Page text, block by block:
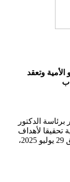
وتعقد
الدكتور
تحقيقا لأهداف
التنمية المستدامة، انطلقت اليوم الثلاثاء الموافق 29 يوليو 2025،